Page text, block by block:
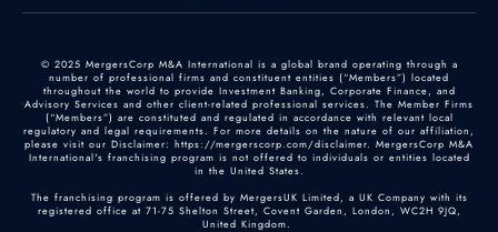
© 2025 MergersCorp M&A International is a global brand operating through a
number of professional firms and constituent entities (“Members”) located
throughout the world to provide Investment Banking, Corporate Finance, and
Advisory Services and other client-related professional services. The Member Firms
(“Members”) are constituted and regulated in accordance with relevant local
regulatory and legal requirements. For more details on the nature of our affiliation,
please visit our Disclaimer: https://mergerscorp.com/disclaimer. MergersCorp M&A
International's franchising program is not offered to individuals or entities located
in the United States.
The franchising program is offered by MergersUK Limited, a UK Company with its
registered office at 71-75 Shelton Street, Covent Garden, London, WC2H 9JQ,
United Kingdom.